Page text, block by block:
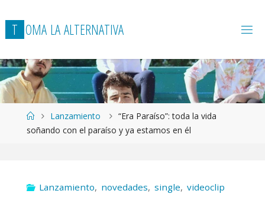
T OMA LAALTERNATIVA
Página
de
Lanzamiento
“Era Paraíso”: toda la vida
soñando con el paraíso y ya estamos en él
Lanzamiento, novedades, single, videoclip